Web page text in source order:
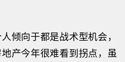
倾向于都是战术型机会，
产今年很难看到拐点，虽